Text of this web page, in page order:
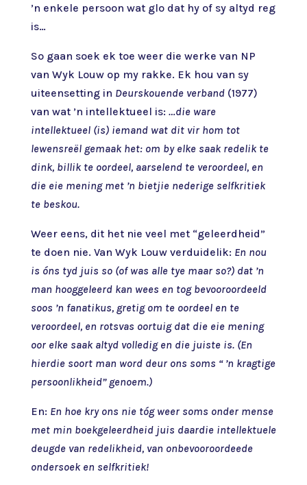
’n enkele persoon wat glo dat hy of sy altyd reg
is…
So gaan soek ek toe weer die werke van NP
van Wyk Louw op my rakke. Ek hou van sy
uiteensetting in Deurskouende verband(1977)
van wat ’n intellektueel is: …die ware
intellektueel (is) iemand wat dit vir hom tot
lewensreël gemaak het: om by elke saak redelik te
dink, billik te oordeel, aarselend te veroordeel, en
die eie mening met ’n bietjie nederige selfkritiek
te beskou.
Weer eens, dit het nie veel met “geleerdheid”
te doen nie. Van Wyk Louw verduidelik: En nou
is óns tyd juis so (of was alle tye maar so?) dat ’n
man hooggeleerd kan wees en tog bevooroordeeld
soos ’n fanatikus, gretig om te oordeel en te
veroordeel, en rotsvas oortuig dat die eie mening
oor elke saak altyd volledig en die juiste is. (En
hierdie soort man word deur ons soms “ ’n kragtige
persoonlikheid” genoem.)
En: En hoe kry ons nie tóg weer soms onder mense
met min boekgeleerdheid juis daardie intellektuele
deugde van redelikheid, van onbevooroordeede
ondersoek en selfkritiek!